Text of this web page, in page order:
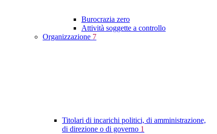
Burocrazia zero
Attività soggette a controllo
Organizzazione 7
Titolari di incarichi politici, di amministrazione,
di direzione o di governo 1